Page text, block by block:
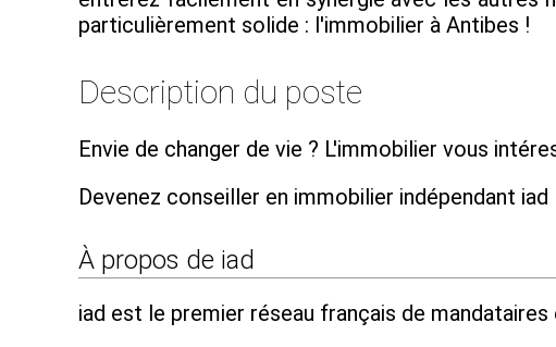
particulièrement solide : l'immobilier à Antibes !
Description du poste
Envie de changer de vie ? L'immobilier vous
Devenez conseiller en immobilier indépendant iad
À propos de iad
iad est le premier réseau français de